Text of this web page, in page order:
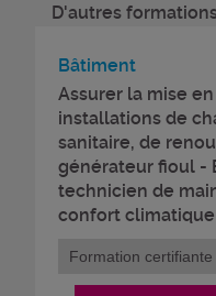
D'autres
Bâtiment
Assurer la mise
installations de
sanitaire, de
générateur fioul -
technicien de
confort climatique
Formation certifiante